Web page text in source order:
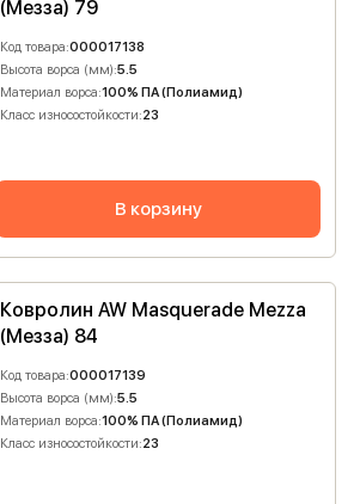
(Мезза) 79
Код товара:000017138
Высота ворса (мм):5.5
Материал ворса:100% ПА (Полиамид)
Класс износостойкости:23
В корзину
Ковролин AW Masquerade Mezza
(Мезза) 84
Код товара:000017139
Высота ворса (мм):5.5
Материал ворса:100% ПА (Полиамид)
Класс износостойкости:23